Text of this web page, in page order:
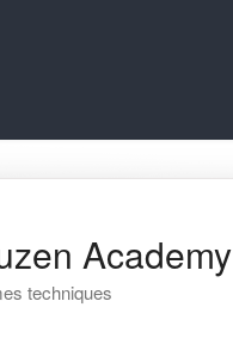
Academy
techniques